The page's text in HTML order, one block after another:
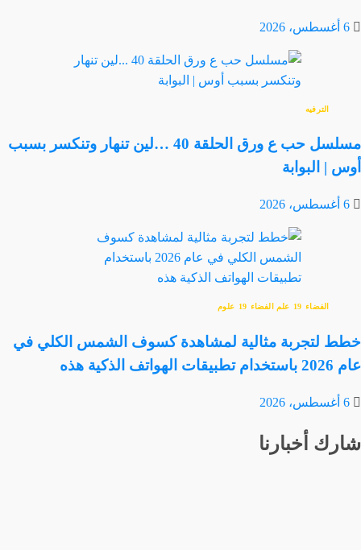
6 أغسطس، 2026
الترفيه
مسلسل حب ع ورق الحلقة 40 …لين تنهار وتنكسر بسبب
أوس | البوابة
6 أغسطس، 2026
الفضاء علم الفضاء علوم
خطط لتجربة مثالية لمشاهدة كسوف الشمس الكلي في
عام 2026 باستخدام تطبيقات الهواتف الذكية هذه
6 أغسطس، 2026
شارك أخبارنا